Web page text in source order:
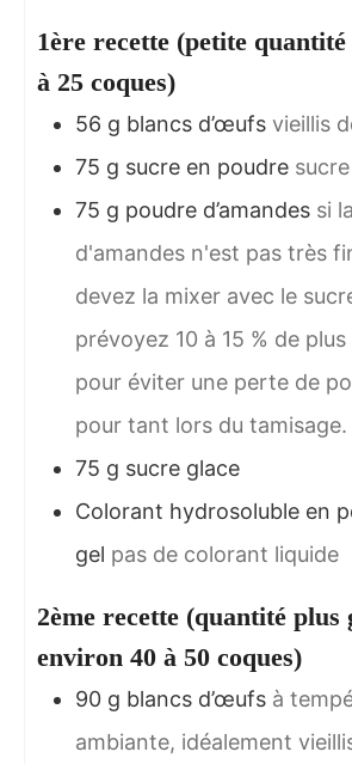
1ère recette (petite
à 25 coques)
56 g blancs d’œufs vieillis
75 g sucre en poudre
75 g poudre d’amandes si
d'amandes n'est pas très
devez la mixer avec le
prévoyez 10 à 15 % de
pour éviter une perte de
pour tant lors du tamisage.
75 g sucre glace
Colorant hydrosoluble en
gel pas de colorant liquide
2ème recette (quantité plus
environ 40 à 50 coques)
90 g blancs d’œufs à
ambiante, idéalement